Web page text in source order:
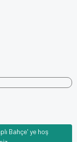
Bahçe' ye hoş
SSL sertifikası ile